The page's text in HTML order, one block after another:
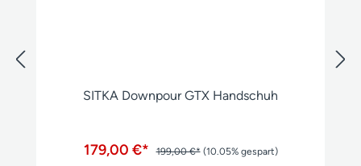
SITKA Downpour GTX Handschuh
179,00 €* 199,00 €* (10.05% gespart)